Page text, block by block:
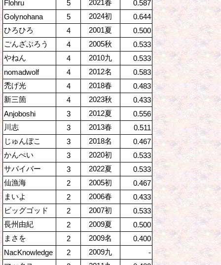
Flohru
5 2021春
0.587
Golynohana
5 2024初
0.644
ひろひろ
4 2001夏
0.500
ごんざぶろう
4 2005秋
0.533
やねん
4 2010九
0.533
nomadwolf
4 2012名
0.583
禿げ光
4 2018春
0.483
新三箇
4 2023秋
0.433
Anjoboshi
3 2012夏
0.556
川志
3 2013春
0.511
じゅんぼこ
3 2018名
0.467
かんぺい
3 2020初
0.533
サバイバー
3 2022夏
0.533
仙漁海
2 2005初
0.467
まいよ
2 2006春
0.433
ビッグゴッド
2 2007初
0.533
長州由紀
2 2009夏
0.500
まさを
2 2009名
0.400
NacKnowledge
2 2009九
-